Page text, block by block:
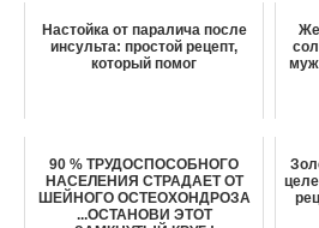
Настойка от паралича после
инсульта: простой рецепт,
который помог
муж
90 % ТРУДОСПОСОБНОГО
НАСЕЛЕНИЯ СТРАДАЕТ ОТ
ШЕЙНОГО ОСТЕОХОНДРОЗА
...ОСТАНОВИ ЭТОТ